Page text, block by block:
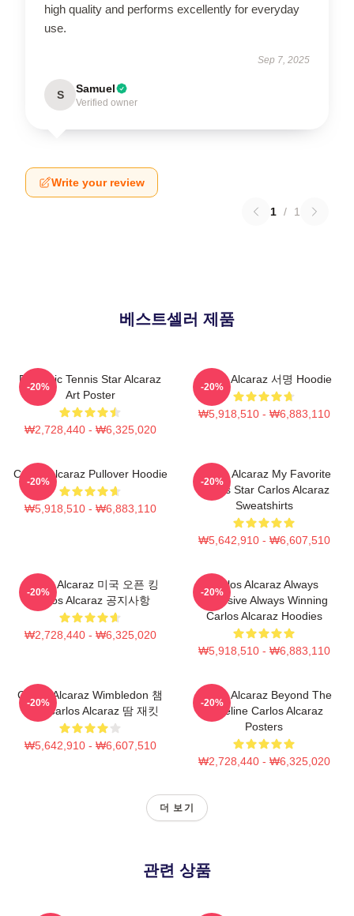
high quality and performs excellently for everyday
use.
Sep 7, 2025
S Samuel
Verified owner
Write your review
1 / 1
베스트셀러 제품
Dynamic Tennis Star Alcaraz
Art Poster
₩2,728,440 - ₩6,325,020
-20%
Carlos Alcaraz 서명 Hoodie
₩5,918,510 - ₩6,883,110
-20%
Carlos Alcaraz Pullover Hoodie
₩5,918,510 - ₩6,883,110
-20%
Carlos Alcaraz My Favorite
Tennis Star Carlos Alcaraz
Sweatshirts
₩5,642,910 - ₩6,607,510
-20%
Carlos Alcaraz 미국 오픈 킹
Carlos Alcaraz 공지사항
₩2,728,440 - ₩6,325,020
-20%
Carlos Alcaraz Always
Explosive Always Winning
Carlos Alcaraz Hoodies
₩5,918,510 - ₩6,883,110
-20%
Carlos Alcaraz Wimbledon 챔
피언 Carlos Alcaraz 땀 재킷
₩5,642,910 - ₩6,607,510
-20%
Carlos Alcaraz Beyond The
Baseline Carlos Alcaraz
Posters
₩2,728,440 - ₩6,325,020
-20%
더 보기
관련 상품